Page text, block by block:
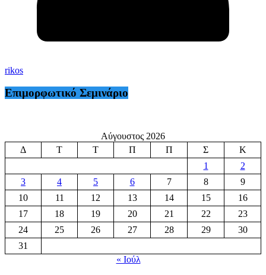
rikos
Επιμορφωτικό Σεμινάριο
Αύγουστος 2026
Δ
Τ Τ Π Π Σ
Κ
1
2
3
4 5 6 7 8
9
10
11 12 13 14 15
16
17
18 19 20 21 22
23
24
25 26 27 28 29
30
31
« Ιούλ